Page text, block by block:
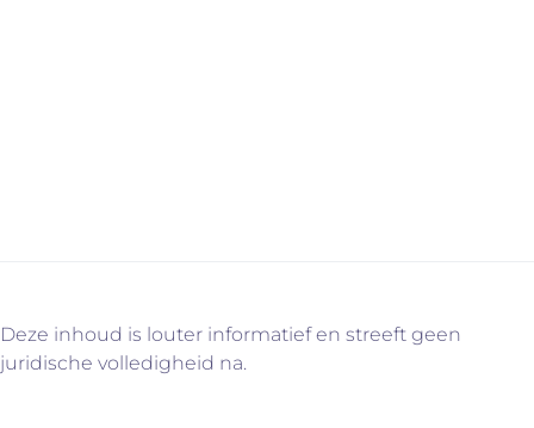
Deze inhoud is louter informatief en streeft geen
juridische volledigheid na.